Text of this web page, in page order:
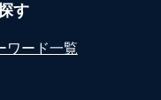
す
ワード一覧